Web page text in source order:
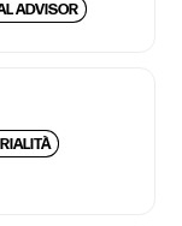
ADVISOR